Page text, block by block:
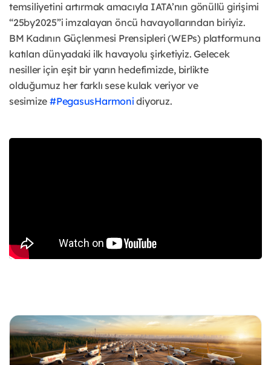
temsiliyetini artırmak amacıyla IATA’nın gönüllü girişimi
“25by2025”i imzalayan öncü havayollarından biriyiz.
BM Kadının Güçlenmesi Prensipleri (WEPs) platformuna
katılan dünyadaki ilk havayolu şirketiyiz. Gelecek
nesiller için eşit bir yarın hedefimizde, birlikte
olduğumuz her farklı sese kulak veriyor ve
sesimize #PegasusHarmoni diyoruz.